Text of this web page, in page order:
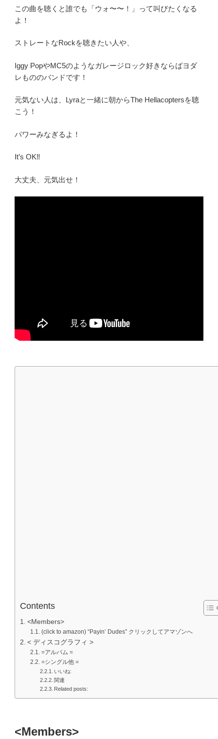
この曲を聴くと誰でも「ウォ〜〜！」って叫びたくなる
よ！
ストレートなRockを聴きたい人や、
Iggy PopやMC5のようなガレージロック好きならばヨダ
レもののバンドです！
元気ない人は、Lyraと一緒に朝からThe Hellacoptersを聴
こう！
パワーみなぎるよ！
It’s OK‼︎
大丈夫、元気出せ！
Contents
<Members>
(click to amazon) “Payin’ Dudes” クリックしてアマゾンへ
< ディスコグラフィ >
=アルバム =
=シングル他 =
いいね:
関連
Related posts:
<Members>